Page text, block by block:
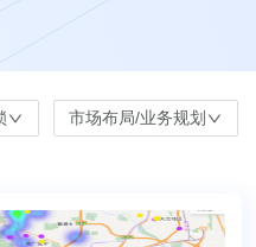
市场布局/业务规划